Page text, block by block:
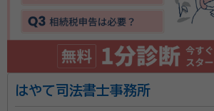
はやて司法書士事務所